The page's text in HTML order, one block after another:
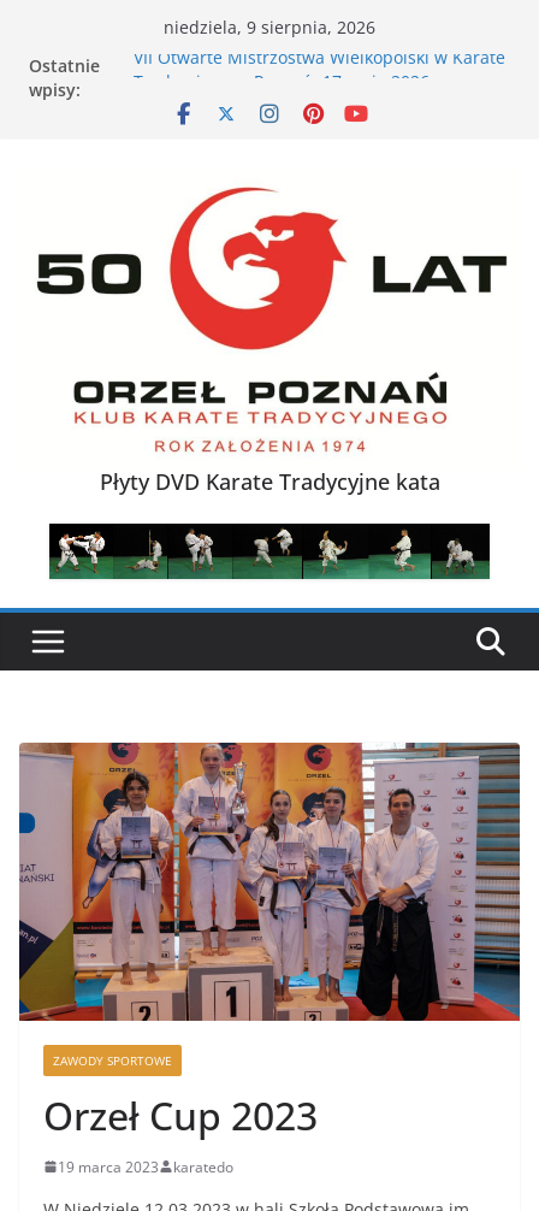
treści
niedziela, 9 sierpnia, 2026
Ostatnie
wpisy:
VII Otwarte Mistrzostwa Wielkopolski w Karate
XXVI Ogólnopolski Puchar Dzieci w Karate
buduje pewność siebie
Karate dla energicznego dziecka – dlaczego to
działa
XXXVII Mistrzostwa Polski w Karate
Tradycyjnym
Płyty DVD Karate Tradycyjne kata
ZAWODY SPORTOWE
Orzeł Cup 2023
19 marca 2023 karatedo